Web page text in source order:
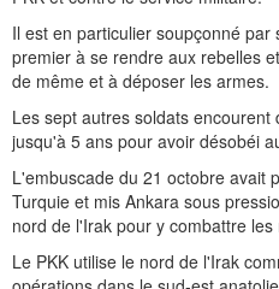
Il est en particulier soupçonné
premier à se rendre aux rebelles
de même et à déposer les armes.
Les sept autres soldats
jusqu'à 5 ans pour avoir désobéi
L'embuscade du 21 octobre avait
Turquie et mis Ankara sous
nord de l'Irak pour y combattre les
Le PKK utilise le nord de l'Irak